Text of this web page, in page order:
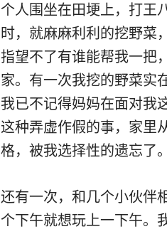
个人围坐在田埂上，打王
时，就麻麻利利的挖野菜
指望不了有谁能帮我一把
家。有一次我挖的野菜实
我已不记得妈妈在面对我
这种弄虚作假的事，家里
格，被我选择性的遗忘了。
还有一次，和几个小伙伴
个下午就想玩上一下午。